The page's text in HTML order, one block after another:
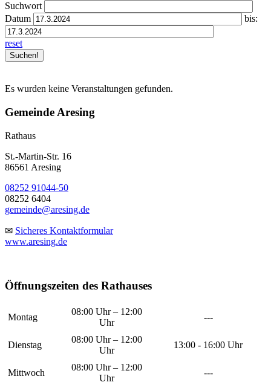
Suchwort
Datum
bis:
reset
Es wurden keine Veranstaltungen gefunden.
Gemeinde Aresing
Rathaus
St.-Martin-Str. 16
86561 Aresing
08252 91044-50
08252 6404
gemeinde@aresing.de
✉ Sicheres Kontaktformular
www.aresing.de
Öffnungszeiten des Rathauses
Montag
08:00 Uhr – 12:00
Uhr
---
Dienstag
08:00 Uhr – 12:00
Uhr
13:00 - 16:00 Uhr
Mittwoch
08:00 Uhr – 12:00
Uhr
---